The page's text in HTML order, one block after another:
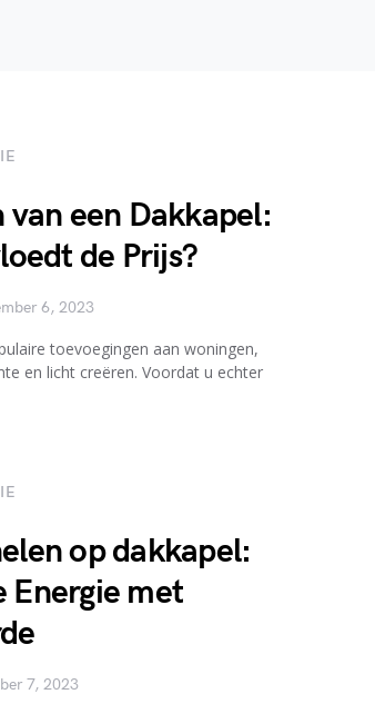
van een Dakkapel:
de Prijs?
6, 2023
toevoegingen aan woningen,
en licht creëren. Voordat u echter
op dakkapel:
Energie met
7, 2023